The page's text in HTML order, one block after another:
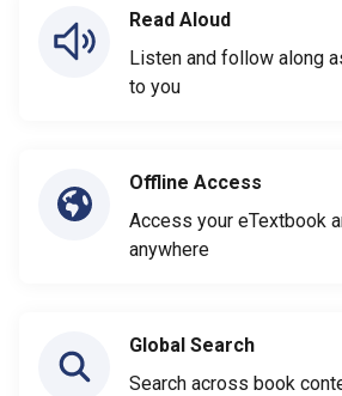
Read Aloud
Listen and follow along
to you
Offline Access
Access your eTextbook
anywhere
Global Search
Search across book